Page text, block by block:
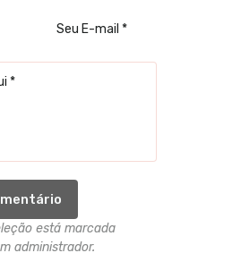
está marcada
administrador.